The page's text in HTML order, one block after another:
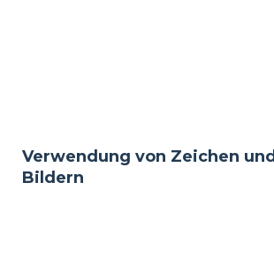
Verwendung von Zeichen und
Bildern